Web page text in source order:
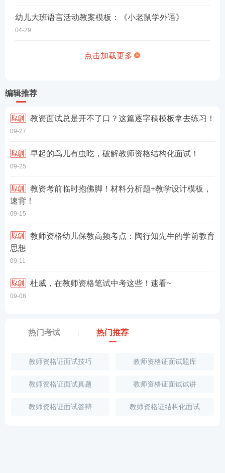
幼儿大班语言活动教案模板：《小老鼠学外语》
04-29
点击加载更多
编辑推荐
教资面试总是开不了口？这篇逐字稿模板拿去练习！
09-27
早起的鸟儿有虫吃，破解教师资格结构化面试！
09-25
速背！
09-15
思想
09-11
杜威，在教师资格笔试中考这些！速看~
09-08
热门考试 热门推荐
教师资格证面试技巧 教师资格证面试题库
教师资格证面试真题 教师资格证面试试讲
教师资格证面试答辩 教师资格证结构化面试